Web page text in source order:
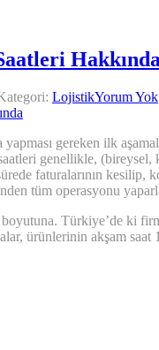
Hakkında
LojistikYorum Yok
gereken ilk
genellikle,
faturalarının
tüm operasyonu
Türkiye’de ki
ürünlerinin akşam saat